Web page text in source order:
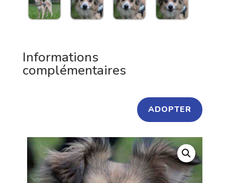
Informations
complémentaires
ADOPTER